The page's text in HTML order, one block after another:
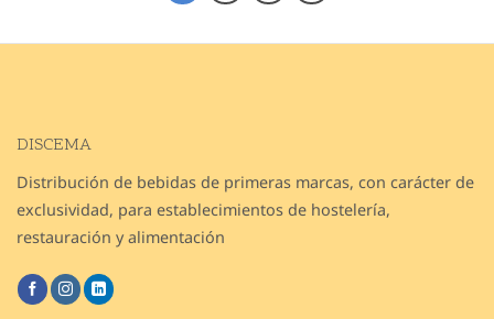
DISCEMA
Distribución de bebidas de primeras marcas, con carácter de
exclusividad, para establecimientos de hostelería,
restauración y alimentación